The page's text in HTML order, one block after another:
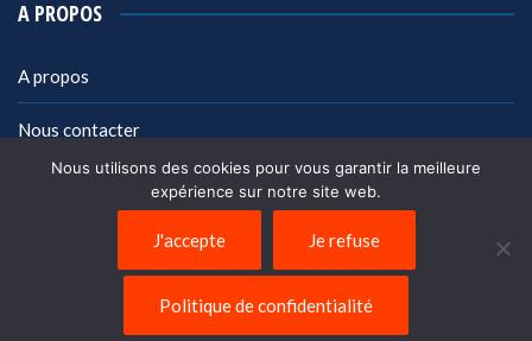
A PROPOS
A propos
Nous contacter
Politique de confidentialité
Nous utilisons des cookies pour vous garantir la meilleure
expérience sur notre site web.
J'accepte Je refuse
Politique de confidentialité